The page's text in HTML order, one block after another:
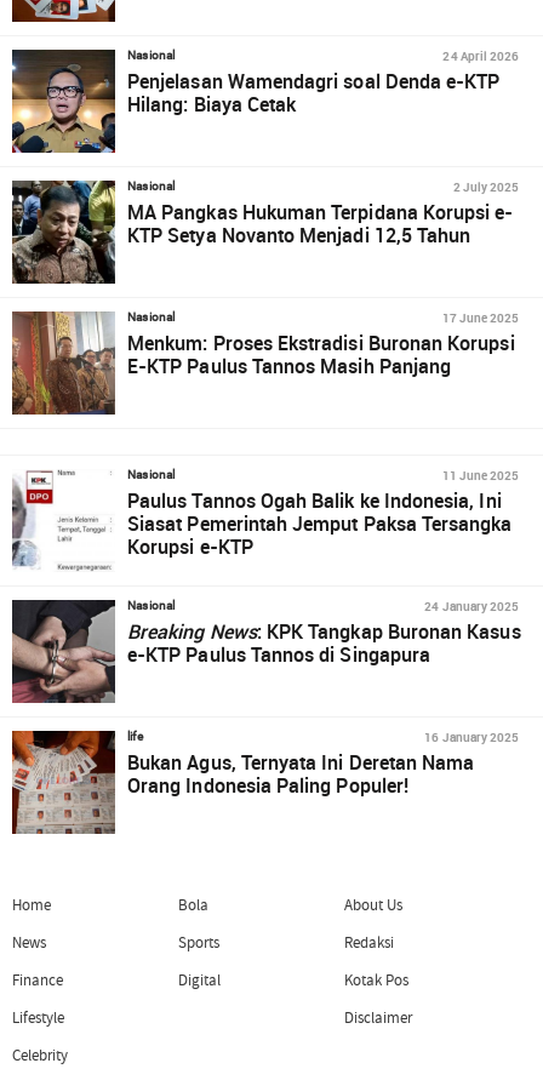
Nasional 24 April 2026
Penjelasan Wamendagri soal Denda e-KTP
Hilang: Biaya Cetak
Nasional 2 July 2025
MA Pangkas Hukuman Terpidana Korupsi e-
KTP Setya Novanto Menjadi 12,5 Tahun
Nasional 17 June 2025
Menkum: Proses Ekstradisi Buronan Korupsi
E-KTP Paulus Tannos Masih Panjang
Nasional 11 June 2025
Paulus Tannos Ogah Balik ke Indonesia, Ini
Siasat Pemerintah Jemput Paksa Tersangka
Korupsi e-KTP
Nasional 24 January 2025
Breaking News: KPK Tangkap Buronan Kasus
e-KTP Paulus Tannos di Singapura
life 16 January 2025
Bukan Agus, Ternyata Ini Deretan Nama
Orang Indonesia Paling Populer!
Home
News
Finance
Lifestyle
Celebrity
Bola
Sports
Digital
About Us
Redaksi
Kotak Pos
Disclaimer